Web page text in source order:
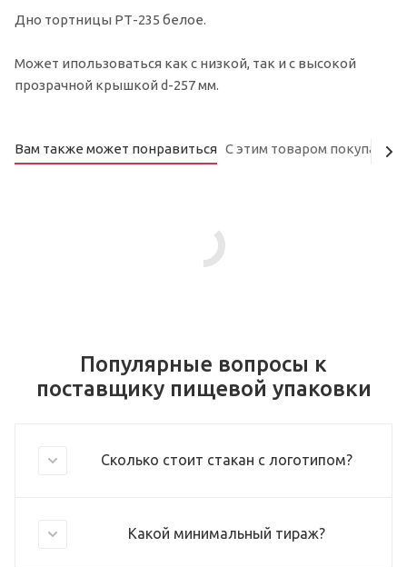
Дно тортницы РТ-235 белое.
Может ипользоваться как с низкой, так и с высокой
прозрачной крышкой d-257 мм.
Вам также может понравиться С этим товаром покупают
Популярные вопросы к
поставщику пищевой упаковки
Сколько стоит стакан с логотипом?
Какой минимальный тираж?